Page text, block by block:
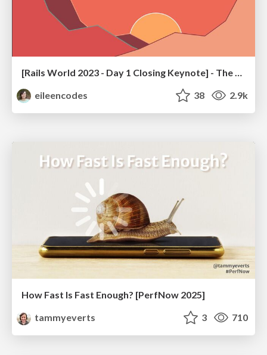
[Rails World 2023 - Day 1 Closing Keynote] - The Magic of Rails
eileencodes
38 2.9k
How Fast Is Fast Enough? [PerfNow 2025]
tammyeverts
3 710